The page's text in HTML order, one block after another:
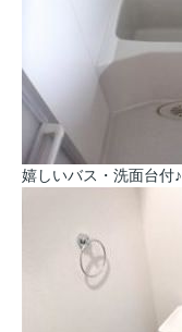
嬉しいバス・洗面台付♪